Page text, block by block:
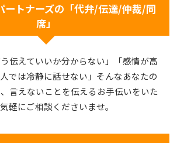
ートナーズの「代弁/伝達/仲裁/同
席」
う伝えていいか分からない」「感情が高
では冷静に話せない」そんなあなたの
言えないことを伝えるお手伝いをいた
軽にご相談くださいませ。